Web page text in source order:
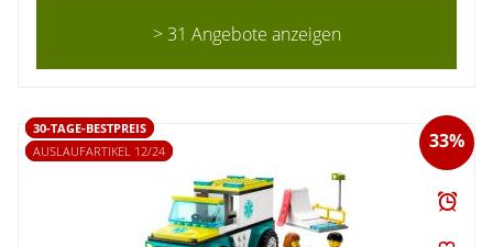
> 31 Angebote anzeigen
33%
30-TAGE-BESTPREIS
AUSLAUFARTIKEL 12/24